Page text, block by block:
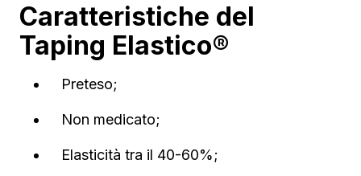
Caratteristiche del
Taping Elastico®
Preteso;
Non medicato;
Elasticità tra il 40-60%;